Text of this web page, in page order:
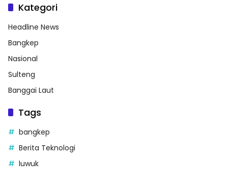
Kategori
Headline News
Bangkep
Nasional
Sulteng
Banggai Laut
Tags
bangkep
Berita Teknologi
luwuk